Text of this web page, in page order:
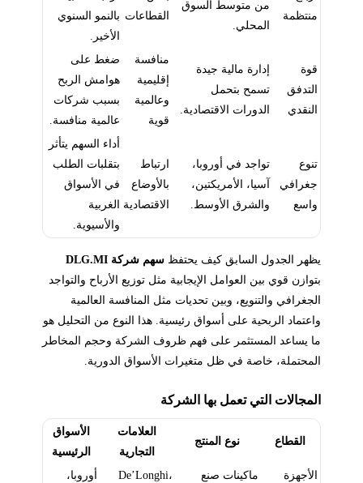
منتظمة
من متوسط السوق
المحلي.
القطاعات
بالنمو السنوي
الأخير.
قوة
التدفق
النقدي
إدارة مالية جيدة
تسمح بتحمل
الدورات الاقتصادية.
منافسة
إقليمية
وعالمية
قوية
ضغط على
هوامش الربح
بسبب شركات
عالمية منافسة.
تنوع
جغرافي
واسع
تواجد في أوروبا،
آسيا، الأمريكتين،
والشرق الأوسط.
ارتباط
بالأوضاع
الاقتصادية
أداء السهم يتأثر
بتقلبات الطلب
في الأسواق
الغربية
والأسيوية.
يظهر الجدول السابق كيف يحتفظ سهم شركة DLG.MI
بتوازن قوي بين العوامل الإيجابية مثل توزيع الأرباح والتواجد
الجغرافي والتنويع، وبين تحديات مثل المنافسة العالمية
واعتماد الربحية على أسواق رئيسية. هذا النوع من التحليل هو
ما يساعد المستثمر على فهم ظروف الشركة وحجم المخاطر
المحتملة، خاصة في ظل متغيرات الأسواق الدورية.
المجالات التي تعمل بها الشركة
القطاع نوع المنتج
العلامات
التجارية
الأسواق
الرئيسية
الأجهزة
ماكينات صنع
De’Longhi،
أوروبا،